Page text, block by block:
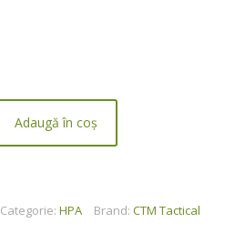
Adaugă în coș
Categorie: HPA Brand: CTM Tactical